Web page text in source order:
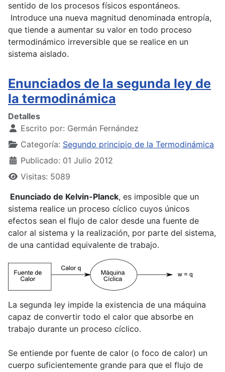
sentido de los procesos físicos espontáneos.
Introduce una nueva magnitud denominada entropía,
que tiende a aumentar su valor en todo proceso
termodinámico irreversible que se realice en un
sistema aislado.
Enunciados de la segunda ley de
la termodinámica
Detalles
Escrito por: Germán Fernández
Categoría: Segundo principio de la Termodinámica
Publicado: 01 Julio 2012
Visitas: 5089
Enunciado de Kelvin-Planck, es imposible que un
sistema realice un proceso cíclico cuyos únicos
efectos sean el flujo de calor desde una fuente de
calor al sistema y la realización, por parte del sistema,
de una cantidad equivalente de trabajo.
La segunda ley impide la existencia de una máquina
capaz de convertir todo el calor que absorbe en
trabajo durante un proceso cíclico.
Se entiende por fuente de calor (o foco de calor) un
cuerpo suficientemente grande para que el flujo de